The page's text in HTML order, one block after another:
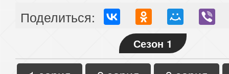
Поделиться:
Сезон 1